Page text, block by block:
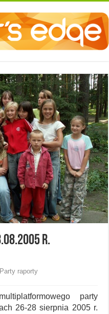
r.
Party raporty
party
26-28 sierpnia 2005 r.